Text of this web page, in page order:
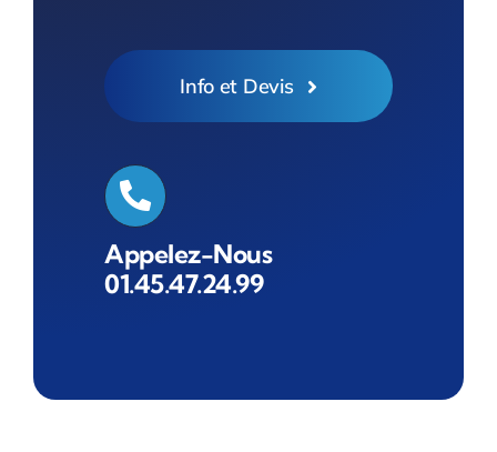
Info et Devis
Appelez-Nous
01.45.47.24.99